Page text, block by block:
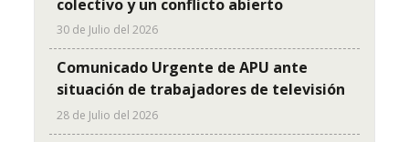
colectivo y un conflicto abierto
30 de Julio del 2026
Comunicado Urgente de APU ante
situación de trabajadores de televisión
28 de Julio del 2026